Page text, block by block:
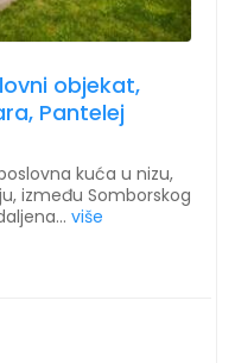
objekat,
Pantelej
kuća u nizu,
između Somborskog
više